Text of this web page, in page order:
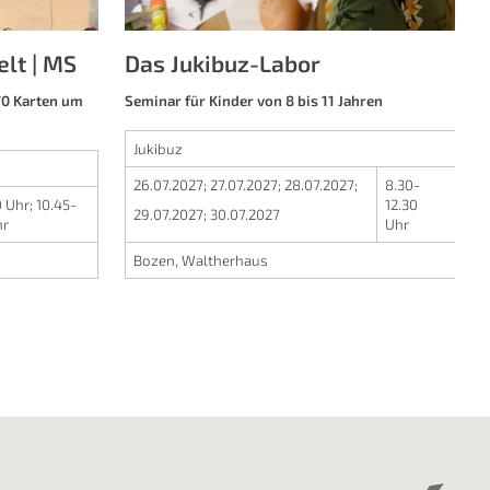
| MS
Karten um
Uhr; 10.45-
Das Jukibuz-Labor
Seminar für Kinder von 8 bis 11 Jahren
Jukibuz
26.07.2027; 27.07.2027; 28.07.2027;
29.07.2027; 30.07.2027
8.30-
12.30
Uhr
Bozen, Waltherhaus